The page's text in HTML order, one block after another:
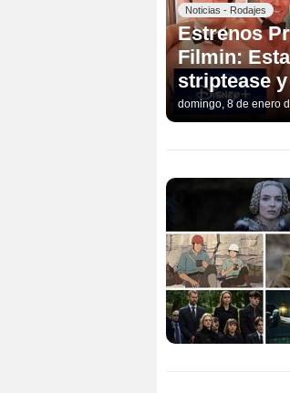
Noticias - Rodajes
Estrenos
Filmin:
striptease
domingo, 8 de enero